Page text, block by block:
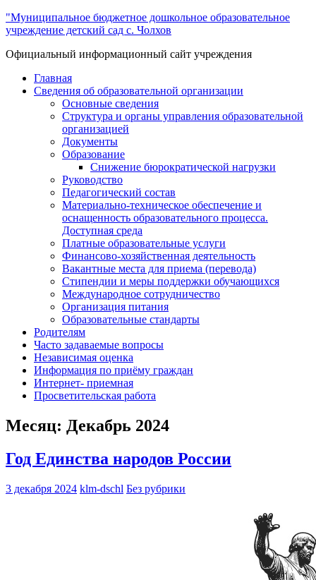
"Муниципальное бюджетное дошкольное образовательное
учреждение детский сад с. Чолхов
Официальный информационный сайт учреждения
Главная
Сведения об образовательной организации
Основные сведения
Структура и органы управления образовательной
организацией
Документы
Образование
Снижение бюрократической нагрузки
Руководство
Педагогический состав
Материально-техническое обеспечение и
оснащенность образовательного процесса.
Доступная среда
Платные образовательные услуги
Финансово-хозяйственная деятельность
Вакантные места для приема (перевода)
Стипендии и меры поддержки обучающихся
Международное сотрудничество
Организация питания
Образовательные стандарты
Родителям
Часто задаваемые вопросы
Независимая оценка
Информация по приёму граждан
Интернет- приемная
Просветительская работа
Месяц: Декабрь 2024
Год Единства народов России
3 декабря 2024 klm-dschl Без рубрики